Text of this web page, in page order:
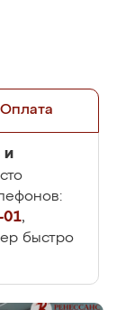
Оплата
и
01,
быстро